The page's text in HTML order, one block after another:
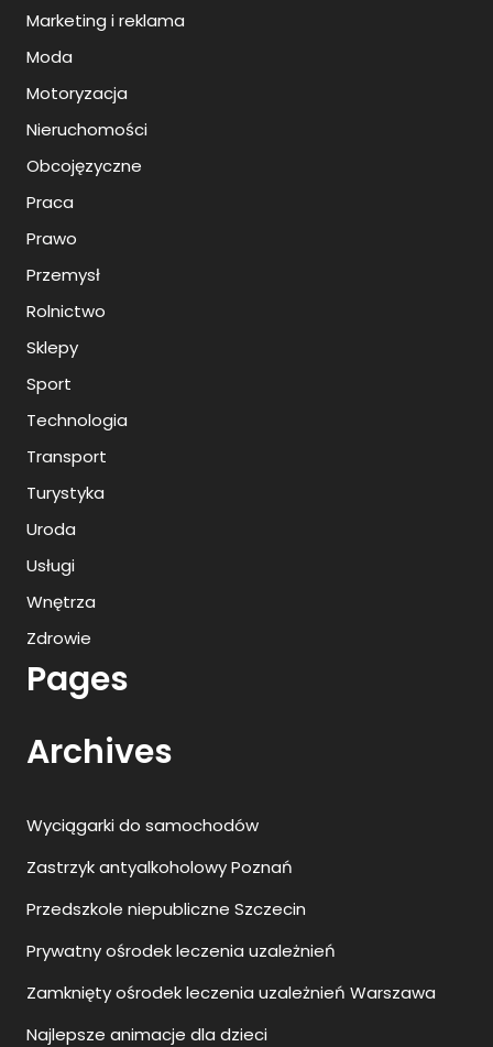
Marketing i reklama
Moda
Motoryzacja
Nieruchomości
Obcojęzyczne
Praca
Prawo
Przemysł
Rolnictwo
Sklepy
Sport
Technologia
Transport
Turystyka
Uroda
Usługi
Wnętrza
Zdrowie
Pages
Archives
Wyciągarki do samochodów
Zastrzyk antyalkoholowy Poznań
Przedszkole niepubliczne Szczecin
Prywatny ośrodek leczenia uzależnień
Zamknięty ośrodek leczenia uzależnień Warszawa
Najlepsze animacje dla dzieci